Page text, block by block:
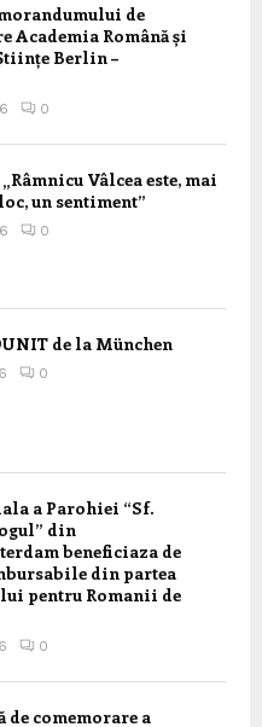
de
Academia Română și
Berlin –
0
Vâlcea este, mai
un sentiment”
0
de la München
0
a Parohiei “Sf.
din
beneficiaza de
din partea
pentru Romanii de
0
comemorare a